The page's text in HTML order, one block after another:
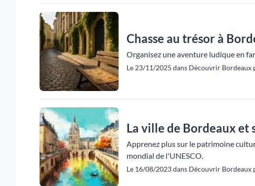
Chasse au trésor à
Organisez une aventure ludique en
Le 23/11/2025 dans Découvrir Bordeaux
La ville de Bordeaux et
Apprenez plus sur le patrimoine
mondial de l'UNESCO.
Le 16/08/2023 dans Découvrir Bordeaux